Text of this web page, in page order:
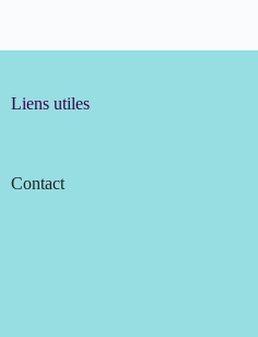
Liens utiles
Contact